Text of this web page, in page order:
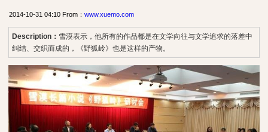
2014-10-31 04:10 From： www.xuemo.com
Description： 雪漠表示，他所有的作品都是在文学向往与文学追求的落差中
纠结、交织而成的，《野狐岭》也是这样的产物。